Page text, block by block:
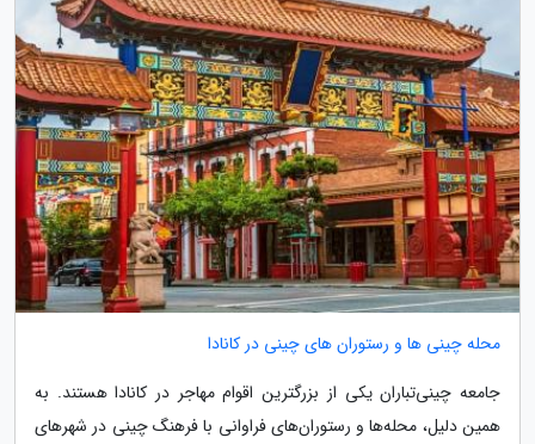
محله چینی ها و رستوران های چینی در کانادا
جامعه چینی‌تباران یکی از بزرگترین اقوام مهاجر در کانادا هستند. به
همین دلیل، محله‌ها و رستوران‌های فراوانی با فرهنگ چینی در شهرهای